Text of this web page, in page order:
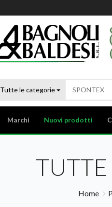
Tutte le categorie
Marchi Nuovi prodotti
TUTTE
Home